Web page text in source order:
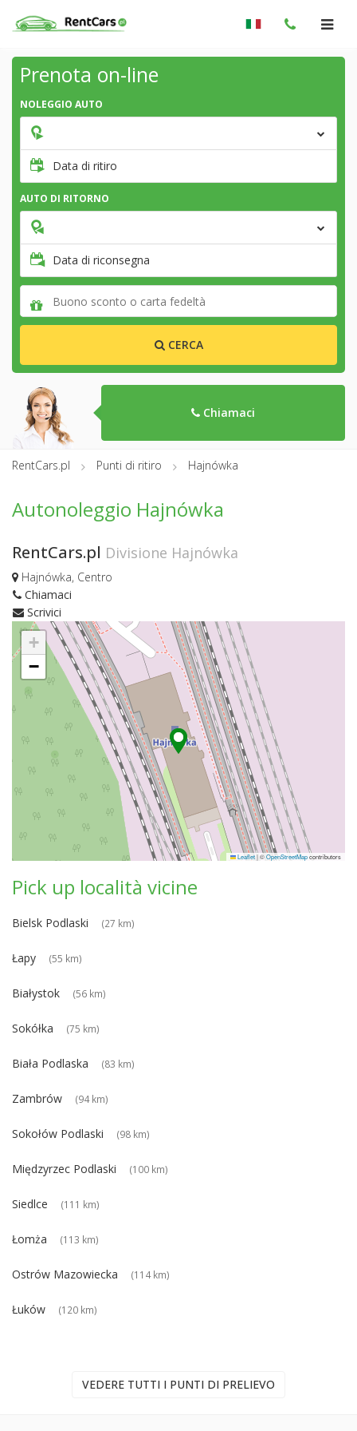
Prenota on-line
NOLEGGIO AUTO
Data di ritiro
AUTO DI RITORNO
Data di riconsegna
CERCA
Chiamaci
RentCars.pl Punti di ritiro Hajnówka
Autonoleggio Hajnówka
RentCars.pl Divisione Hajnówka
Hajnówka, Centro
Chiamaci
Scrivici
+
−
Leaflet|©OpenStreetMapcontributors
Pick up località vicine
Bielsk Podlaski (27 km)
Łapy (55 km)
Białystok (56 km)
Sokółka (75 km)
Biała Podlaska (83 km)
Zambrów (94 km)
Sokołów Podlaski (98 km)
Międzyrzec Podlaski (100 km)
Siedlce (111 km)
Łomża (113 km)
Ostrów Mazowiecka (114 km)
Łuków (120 km)
VEDERE TUTTI I PUNTI DI PRELIEVO